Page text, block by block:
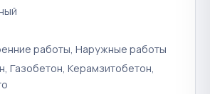
работы, Наружные работы
Газобетон, Керамзитобетон,